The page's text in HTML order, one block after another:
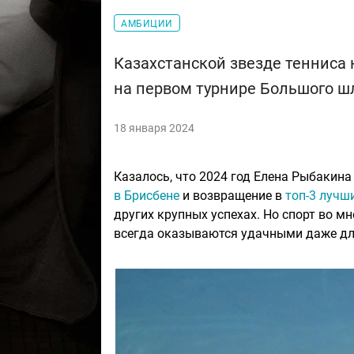
АМБИЦИИ
Казахстанской звезде
на первом турнире Большого
18 января 2024
Казалось, что 2024 год Елена
в Брисбене и возвращение в топ-3
других крупных успехах. Но спорт во
всегда оказываются удачными даже